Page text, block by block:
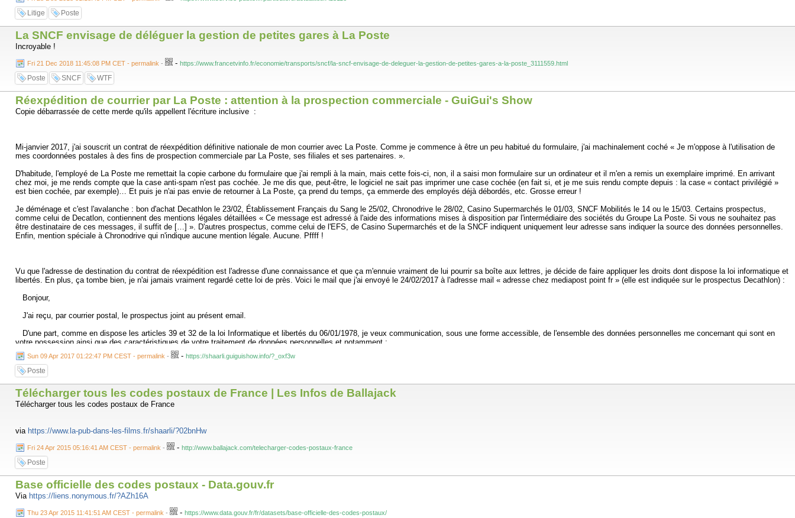
Litige Poste
La SNCF envisage de déléguer la gestion de petites gares à La Poste
Incroyable !
Fri 21 Dec 2018 11:45:08 PM CET - permalink - - https://www.francetvinfo.fr/economie/transports/sncf/la-sncf-envisage-de-deleguer-la-gestion-de-petites-gares-a-la-poste_3111559.html
Poste SNCF WTF
Réexpédition de courrier par La Poste : attention à la prospection commerciale - GuiGui's Show
Copie débarrassée de cette merde qu'ils appellent l'écriture inclusive :
Mi-janvier 2017, j'ai souscrit un contrat de réexpédition définitive nationale de mon courrier avec La Poste. Comme je commence à être un peu habitué du formulaire, j'ai machinalement coché « Je m'oppose à l'utilisation de
mes coordonnées postales à des fins de prospection commerciale par La Poste, ses filiales et ses partenaires. ».
D'habitude, l'employé de La Poste me remettait la copie carbone du formulaire que j'ai rempli à la main, mais cette fois-ci, non, il a saisi mon formulaire sur un ordinateur et il m'en a remis un exemplaire imprimé. En arrivant
chez moi, je me rends compte que la case anti-spam n'est pas cochée. Je me dis que, peut-être, le logiciel ne sait pas imprimer une case cochée (en fait si, et je me suis rendu compte depuis : la case « contact privilégié »
est bien cochée, par exemple)… Et puis je n'ai pas envie de retourner à La Poste, ça prend du temps, ça emmerde des employés déjà débordés, etc. Grosse erreur !
Je déménage et c'est l'avalanche : bon d'achat Decathlon le 23/02, Établissement Français du Sang le 25/02, Chronodrive le 28/02, Casino Supermarchés le 01/03, SNCF Mobilités le 14 ou le 15/03. Certains prospectus,
comme celui de Decatlon, contiennent des mentions légales détaillées « Ce message est adressé à l'aide des informations mises à disposition par l'intermédiaire des sociétés du Groupe La Poste. Si vous ne souhaitez pas
être destinataire de ces messages, il suffit de […] ». D'autres prospectus, comme celui de l'EFS, de Casino Supermarchés et de la SNCF indiquent uniquement leur adresse sans indiquer la source des données personnelles.
Enfin, mention spéciale à Chronodrive qui n'indique aucune mention légale. Aucune. Pffff !
Vu que l'adresse de destination du contrat de réexpédition est l'adresse d'une connaissance et que ça m'ennuie vraiment de lui pourrir sa boîte aux lettres, je décide de faire appliquer les droits dont dispose la loi informatique et
libertés. En plus, ça tombe bien, je n'ai jamais vraiment regardé cette loi de près. Voici le mail que j'ai envoyé le 24/02/2017 à l'adresse mail « adresse chez mediapost point fr » (elle est indiquée sur le prospectus Decathlon) :
Bonjour,
J'ai reçu, par courrier postal, le prospectus joint au présent email.
D'une part, comme en dispose les articles 39 et 32 de la loi Informatique et libertés du 06/01/1978, je veux communication, sous une forme accessible, de l'ensemble des données personnelles me concernant qui sont en
votre possession ainsi que des caractéristiques de votre traitement de données personnelles et notamment :
la durée de conservation des données ;
l'origine des données ;
la preuve de mon consentement éclairé à recevoir ce type de démarchage publicitaire (article 40 de la loi informatique et libertés du 06/01/1978) ;
si vous avez communiqué mes données à des tiers (y compris à des sous-traitants ou à des partenaires) et/ou si vous êtes susceptibles de l'avoir fait et/ou si vous êtes susceptibles de le faire.
D'autre part, comme en dispose l'article 38 de la loi informatique et libertés du 06/01/1978, je m'oppose à l'utilisation de mes données personnelles à des fins d'enquêtes et de prospections commerciales.
Mediapost (filiale du groupe La Poste qui œuvre dans le marketing relationnel) dispose de deux mois max pour me répondre. Pour le justificatif d'identité, la CNIL nous précise : « Attention, le responsable de fichier ne doit pas
vous demander des pièces justificatives abusives et disproportionnées par rapport à votre demande. ».
Mediapost me répondra le 27/02 :
Mon droit d'opposition est bien pris en compte ;
Sun 09 Apr 2017 01:22:47 PM CEST - permalink - - https://shaarli.guiguishow.info/?_oxf3w
Poste
Télécharger tous les codes postaux de France | Les Infos de Ballajack
Télécharger tous les codes postaux de France
via https://www.la-pub-dans-les-films.fr/shaarli/?02bnHw
Fri 24 Apr 2015 05:16:41 AM CEST - permalink - - http://www.ballajack.com/telecharger-codes-postaux-france
Poste
Base officielle des codes postaux - Data.gouv.fr
Via https://liens.nonymous.fr/?AZh16A
Thu 23 Apr 2015 11:41:51 AM CEST - permalink - - https://www.data.gouv.fr/fr/datasets/base-officielle-des-codes-postaux/